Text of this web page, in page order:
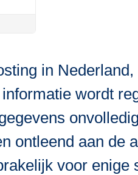
in
wordt
ontleend aan de
voor